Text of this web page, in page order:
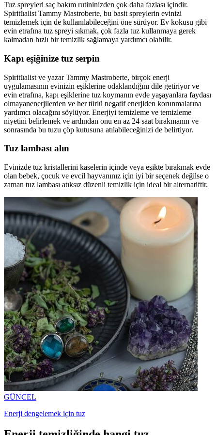
Tuz spreyleri saç bakım rutininizden çok daha fazlası içindir.
Spiritüalist Tammy Mastroberte, bu basit spreylerin evinizi
temizlemek için de kullanılabileceğini öne sürüyor. Ev kokusu gibi
evin etrafına tuz spreyi sıkmak, çok fazla tuz kullanmaya gerek
kalmadan hızlı bir temizlik sağlamaya yardımcı olabilir.
Kapı eşiğinize tuz serpin
Spiritüalist ve yazar Tammy Mastroberte, birçok enerji
uygulamasının evinizin eşiklerine odaklandığını dile getiriyor ve
evin etrafına, kapı eşiklerine tuz koymanın evde yaşayanlara faydası
olmayanenerjilerden ve her türlü negatif enerjiden korunmalarına
yardımcı olacağını söylüyor. Enerjiyi temizleme ve temizleme
niyetini belirlemek ve ardından onu en az 24 saat bırakmanın ve
sonrasında bu tuzu çöp kutusuna atılabileceğinizi de belirtiyor.
Tuz lambası alın
Evinizde tuz kristallerini kaselerin içinde veya eşikte bırakmak evde
olan bebek, çocuk ve evcil hayvanınız için iyi bir seçenek değilse o
zaman tuz lambası atıksız düzenli temizlik için ideal bir alternatiftir.
GÜNCEL
Enerji dengelemek için tuz